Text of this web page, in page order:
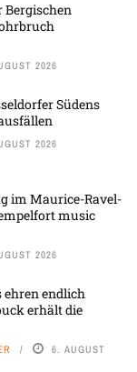
Bergischen
2026
Südens
2026
im Maurice-Ravel-
music
2026
ehren endlich
erhält die
6. AUGUST